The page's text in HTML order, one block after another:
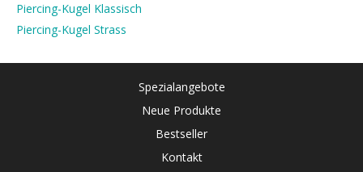
Piercing-Kugel Klassisch
Piercing-Kugel Strass
Spezialangebote
Neue Produkte
Bestseller
Kontakt